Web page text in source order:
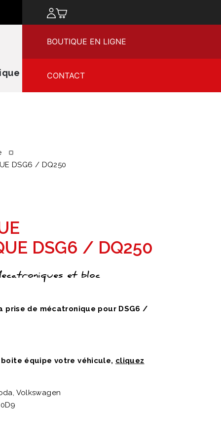
BOUTIQUE EN LIGNE
CONTACT
DSG6 / DQ250
DSG6 / DQ250
et bloc
prise de mécatronique pour DSG6 /
équipe votre véhicule, cliquez
Volkswagen